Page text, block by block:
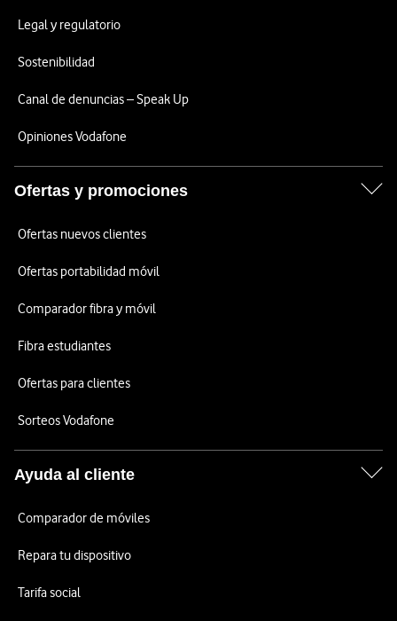
Legal y regulatorio
Sostenibilidad
Canal de denuncias – Speak Up
Opiniones Vodafone
Ofertas y promociones
Ofertas nuevos clientes
Ofertas portabilidad móvil
Comparador fibra y móvil
Fibra estudiantes
Ofertas para clientes
Sorteos Vodafone
Ayuda al cliente
Comparador de móviles
Repara tu dispositivo
Tarifa social